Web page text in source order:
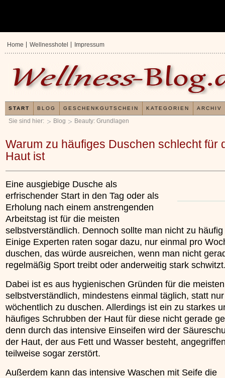
Sie sind hier: Blog Beauty: Grundlagen
Warum zu häufiges Duschen schlecht für
Haut ist
Eine ausgiebige Dusche als
erfrischender Start in den Tag oder als
Erholung nach einem anstrengenden
Arbeitstag ist für die meisten
selbstverständlich. Dennoch sollte man nicht zu
Einige Experten raten sogar dazu, nur einmal pro
duschen, das würde ausreichen, wenn man nicht
regelmäßig Sport treibt oder anderweitig stark
Dabei ist es aus hygienischen Gründen für die meisten
selbstverständlich, mindestens einmal täglich, statt
wöchentlich zu duschen. Allerdings ist ein zu starkes
häufiges Schrubben der Haut für diese nicht gerade
denn durch das intensive Einseifen wird der
der Haut, der aus Fett und Wasser besteht,
teilweise sogar zerstört.
Außerdem kann das intensive Waschen mit Seife die
x
Verwöhnromantik 3 Nächte
Home Wellnesshotel Impressum
START BLOG GESCHENKGUTSCHEIN KATEGORIEN ARCHIV